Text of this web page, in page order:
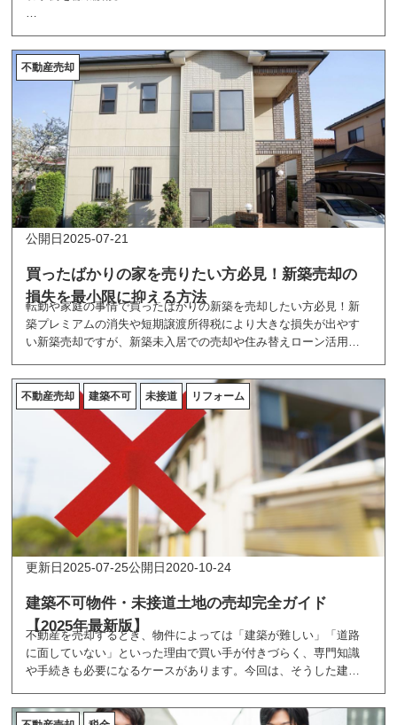
担軽減など多くのメリットがある一方で、「みなし贈与」のリス
クなど注意すべき点も。適正価格での取引方法から手続きの流れ
まで、F様ご家族の成功事例とともに徹底解説します。
不動産売却
買ったばかりの家を売りたい方必見！新築売却の
損失を最小限に抑える方法
2025-07-21
転勤や家庭の事情で買ったばかりの新築を売却したい方必見！新
築プレミアムの消失や短期譲渡所得税により大きな損失が出やす
い新築売却ですが、新築未入居での売却や住み替えローン活用、
能です。売却費用削減のポイントや税制上の特例活用まで、実践
的なアドバイスを詳しく解説します。
不動産売却 建築不可 未接道 リフォーム
建築不可物件・未接道土地の売却完全ガイド
【2025年最新版】
2025-07-25 2020-10-24
不動産を売却するとき、物件によっては「建築が難しい」「道路
に面していない」といった理由で買い手が付きづらく、専門知識
や手続きも必要になるケースがあります。今回は、そうした建築